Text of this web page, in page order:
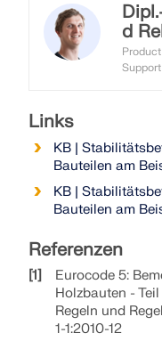
d
Support
Links
KB |
Bauteilen am
KB |
Bauteilen am
Referenzen
Eurocode 5:
Holzbauten -
Regeln und
1-1:2010-12